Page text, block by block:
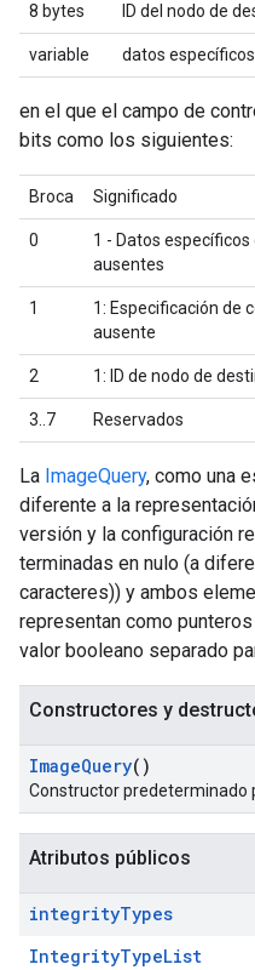
8 bytes ID del nodo de
variable datos
en el que el campo de
bits como los siguientes:
Broca Significado
0
1 - Datos
ausentes
1
1: Especificación de
ausente
2 1: ID de nodo de
3..7 Reservados
La ImageQuery, como una
diferente a la
versión y la configuración
terminadas en nulo (a
caracteres)) y ambos
representan como
valor booleano separado
Constructores y
ImageQuery()
Constructor predeterminado
Atributos públicos
integrityTypes
IntegrityTypeList